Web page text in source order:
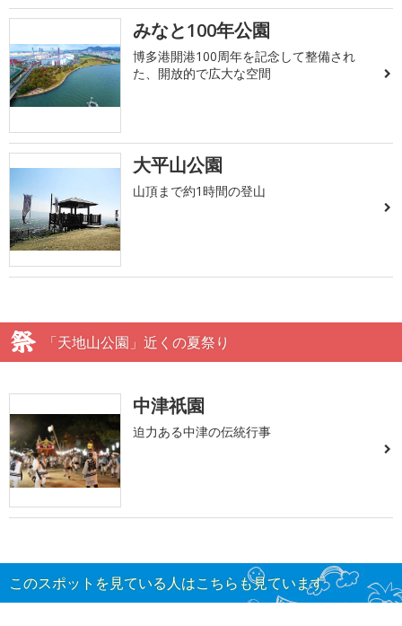
みなと100年公園
博多港開港100周年を記念して整備され
た、開放的で広大な空間
大平山公園
山頂まで約1時間の登山
「天地山公園」近くの夏祭り
中津祇園
迫力ある中津の伝統行事
このスポットを見ている人はこちらも見ています